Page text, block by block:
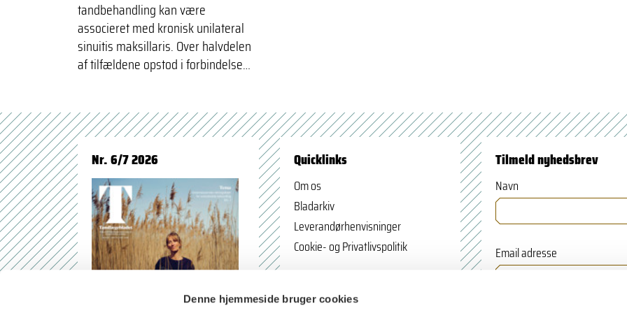
Denne hjemmeside bruger cookies
tandbehandling kan være
associeret med kronisk unilateral
sinuitis maksillaris. Over halvdelen
af tilfældene opstod i forbindelse…
Nr. 6/7 2026 Quicklinks
Om os
Bladarkiv
Leverandørhenvisninger
Cookie- og Privatlivspolitik
Tilmeld nyhedsbrev
Navn
Email adresse